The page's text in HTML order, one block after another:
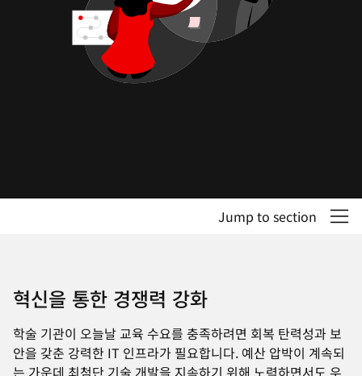
Jump to section
혁신을 통한 경쟁력 강화
학술 기관이 오늘날 교육 수요를 충족하려면 회복 탄력성과 보
안을 갖춘 강력한 IT 인프라가 필요합니다. 예산 압박이 계속되
는 가운데 최첨단 기술 개발을 지속하기 위해 노력하면서도 우